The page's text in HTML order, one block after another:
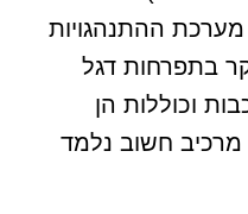
מערכת ההתנהגויות
בתפרחות דגל
וכוללות הן
מרכיב חשוב נלמד